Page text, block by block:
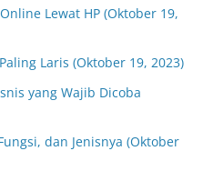
Lewat HP (Oktober 19,
Laris (Oktober 19, 2023)
yang Wajib Dicoba
dan Jenisnya (Oktober